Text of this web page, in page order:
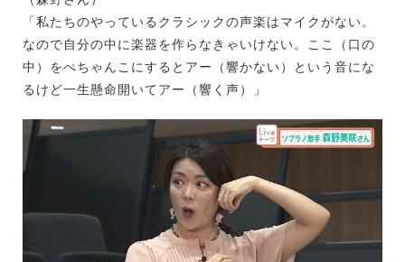
「私たちのやっているクラシックの声楽はマイクがない。
なので自分の中に楽器を作らなきゃいけない。ここ（口の
中）をぺちゃんこにするとアー（響かない）という音にな
るけど一生懸命開いてアー（響く声）」